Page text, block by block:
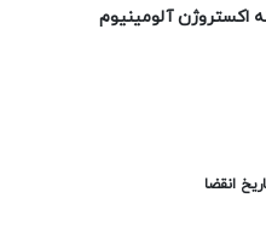
اکستروژن آلومینیوم
انقضا